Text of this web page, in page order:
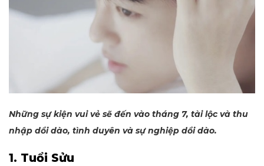
Những sự kiện vui vẻ sẽ đến vào tháng 7, tài lộc và thu
nhập dồi dào, tình duyên và sự nghiệp dồi dào.
1. Tuổi Sửu